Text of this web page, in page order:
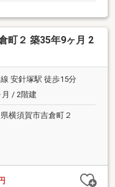
町２ 築35年9ヶ月 2
安針塚駅 徒歩15分
/ 2階建
横須賀市吉倉町２